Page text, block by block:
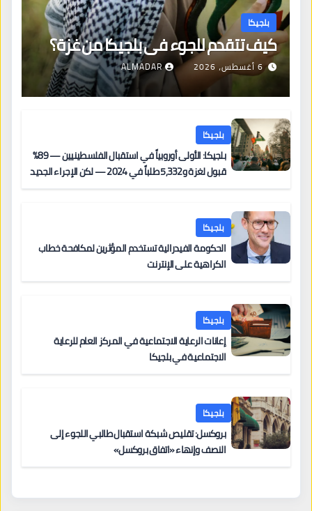
بلجيكا
كيف تتقدم للجوء في بلجيكا من غزة؟
6 أغسطس، 2026 ALMADAR
بلجيكا
بلجيكا: الأولى أوروبياً في استقبال الفلسطينيين — 89%
قبول لغزة و5,332 طلباً في 2024 — لكن الإجراء الجديد
بلجيكا
الحكومة الفيدرالية تستخدم المؤثرين لمكافحة خطاب
الكراهية على الإنترنت
بلجيكا
إعانات الرعاية الاجتماعية في المركز العام للرعاية
الاجتماعية في بلجيكا
بلجيكا
بروكسل: تقليص شبكة استقبال طالبي اللجوء إلى
النصف وإنهاء «اتفاق بروكسل»